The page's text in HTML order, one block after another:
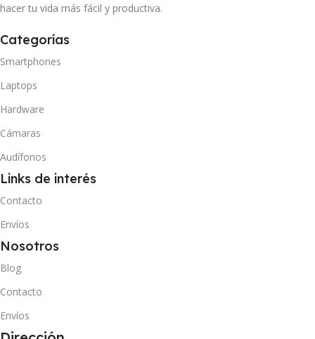
hacer tu vida más fácil y productiva.
Categorías
Smartphones
Laptops
Hardware
Cámaras
Audífonos
Links de interés
Contacto
Envíos
Nosotros
Blog
Contacto
Envíos